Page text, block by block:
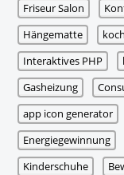
Friseur Salon
Hängematte
Interaktives PHP
Gasheizung
app icon generator
Energiegewinnung
Kinderschuhe